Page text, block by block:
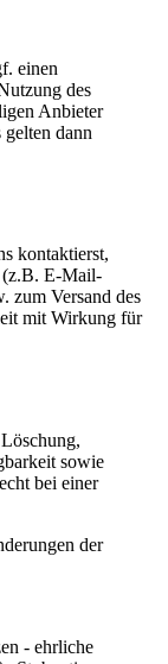
einen
des
Anbieter
dann
kontaktierst,
(z.B. E-Mail-
zum Versand des
mit Wirkung für
sowie
bei einer
der
- ehrliche